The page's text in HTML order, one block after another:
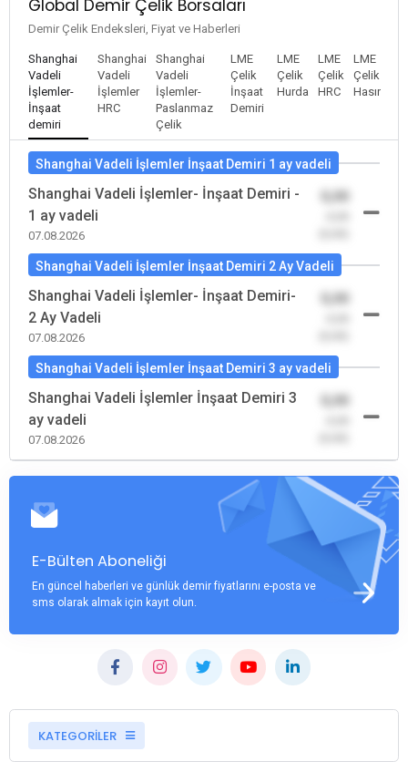
Global Demir Çelik Borsaları
Demir Çelik Endeksleri, Fiyat ve Haberleri
Shanghai
Vadeli
İşlemler-
İnşaat
demiri
Shanghai
Vadeli
İşlemler
HRC
Shanghai
Vadeli
İşlemler-
Paslanmaz
Çelik
LME
Çelik
İnşaat
Demiri
LME
Çelik
Hurda
LME
Çelik
HRC
LME
Çelik
Hasır
Shanghai Vadeli İşlemler İnşaat Demiri 1 ay vadeli
Shanghai Vadeli İşlemler- İnşaat Demiri -
1 ay vadeli
07.08.2026
0,00
Shanghai Vadeli İşlemler İnşaat Demiri 2 Ay Vadeli
Shanghai Vadeli İşlemler- İnşaat Demiri-
2 Ay Vadeli
07.08.2026
0,00
Shanghai Vadeli İşlemler İnşaat Demiri 3 ay vadeli
Shanghai Vadeli İşlemler İnşaat Demiri 3
ay vadeli
07.08.2026
0,00
E-Bülten Aboneliği
En güncel haberleri ve günlük demir fiyatlarını e-posta ve
sms olarak almak için kayıt olun.
KATEGORİLER